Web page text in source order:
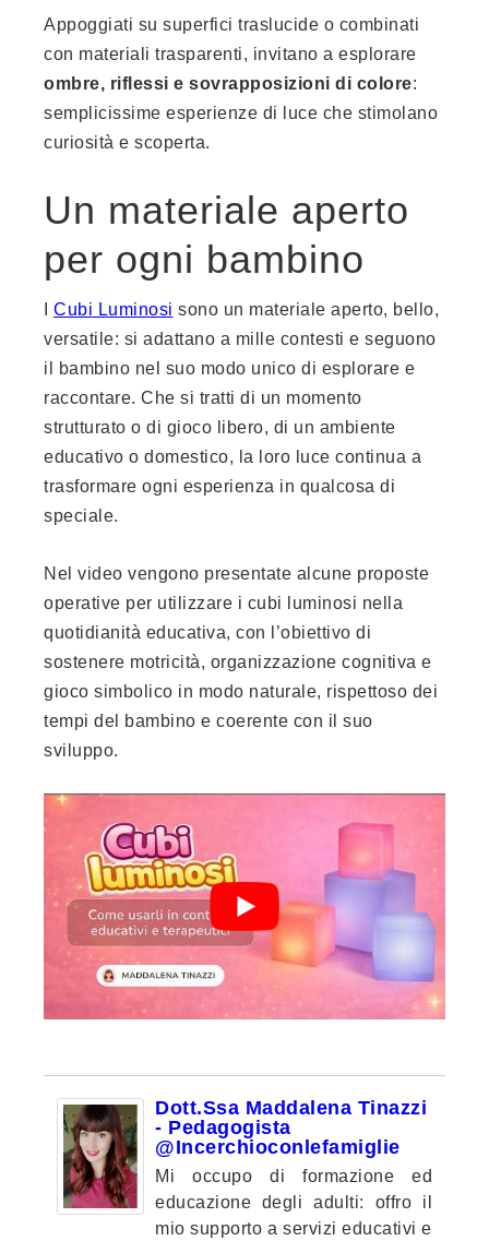
Appoggiati su superfici traslucide o combinati
con materiali trasparenti, invitano a esplorare
ombre, riflessi e sovrapposizioni di colore:
semplicissime esperienze di luce che stimolano
curiosità e scoperta.
Un materiale aperto
per ogni bambino
Cubi Luminosi sono un materiale aperto, bello,
versatile: si adattano a mille contesti e seguono
il bambino nel suo modo unico di esplorare e
raccontare. Che si tratti di un momento
strutturato o di gioco libero, di un ambiente
educativo o domestico, la loro luce continua a
trasformare ogni esperienza in qualcosa di
speciale.
Nel video vengono presentate alcune proposte
operative per utilizzare i cubi luminosi nella
quotidianità educativa, con l’obiettivo di
sostenere motricità, organizzazione cognitiva e
gioco simbolico in modo naturale, rispettoso dei
tempi del bambino e coerente con il suo
sviluppo.
Dott.ssa Maddalena Tinazzi
- Pedagogista
@incerchioconlefamiglie
Mi occupo di formazione ed
educazione degli adulti: offro il
mio supporto a servizi educativi e